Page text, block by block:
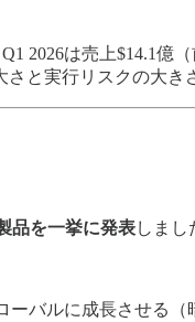
Q1 2026は売上$14.1億
と実行リスクの大き
品を一挙に発表しまし
ローバルに成長させ